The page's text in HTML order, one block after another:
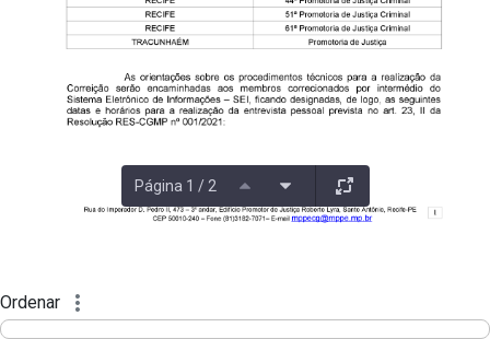
Página 1 / 2
Ordenar